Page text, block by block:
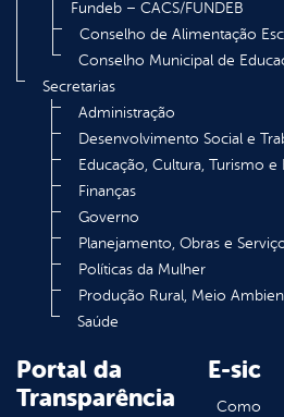
Fundeb – CACS/FUNDEB
Conselho de Alimentação
Conselho Municipal de
Secretarias
Administração
Desenvolvimento Social e
Educação, Cultura, Turismo e
Finanças
Governo
Planejamento, Obras e
Políticas da Mulher
Produção Rural, Meio
Saúde
Portal da
Transparência
E-sic
Como